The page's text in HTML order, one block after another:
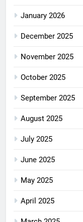
January 2026
December 2025
November 2025
October 2025
September 2025
August 2025
July 2025
June 2025
May 2025
April 2025